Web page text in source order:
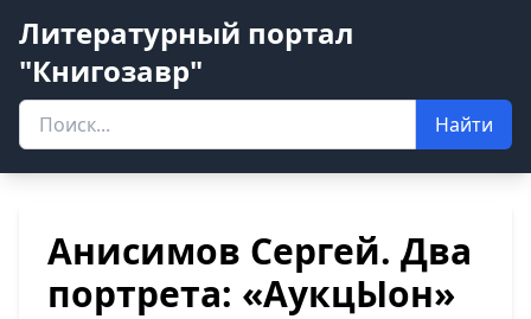
Литературный портал
"Книгозавр"
Найти
Анисимов Сергей. Два
портрета: «АукцЫон»